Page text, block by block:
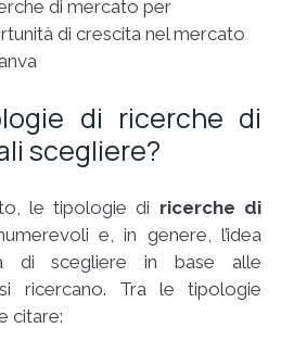
di mercato per
di crescita nel mercato
di ricerche di
scegliere?
le tipologie di ricerche di
e, in genere, l’idea
di scegliere in base alle
ricercano. Tra le tipologie
citare: